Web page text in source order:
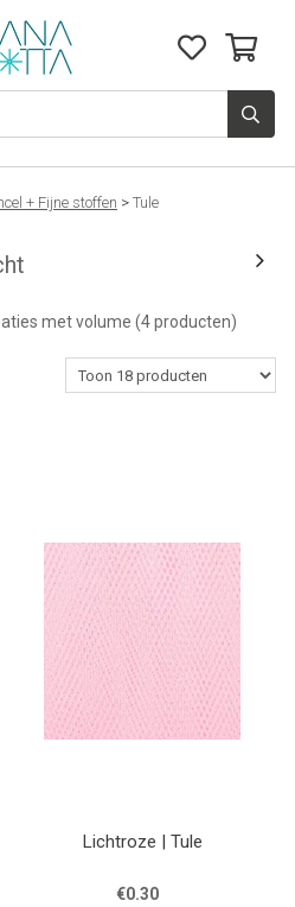
+ Fijne stoffen > Tule
met volume (4 producten)
Lichtroze | Tule
€0.30